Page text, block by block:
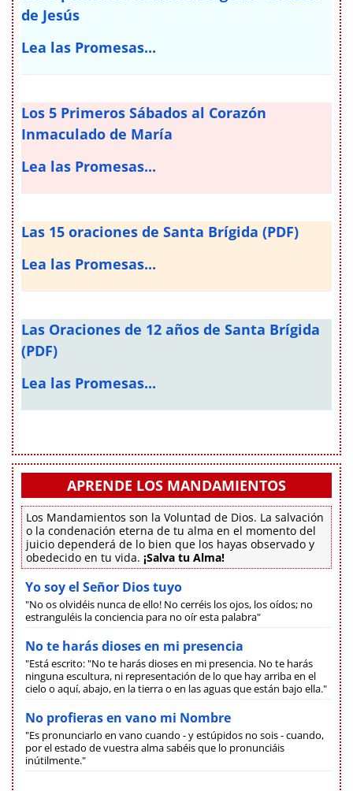
de Jesús
Lea las Promesas...
Los 5 Primeros Sábados al Corazón
Inmaculado de María
Lea las Promesas...
Las 15 oraciones de Santa Brígida (PDF)
Lea las Promesas...
Las Oraciones de 12 años de Santa Brígida
(PDF)
Lea las Promesas...
APRENDE LOS MANDAMIENTOS
Los Mandamientos son la Voluntad de Dios. La salvación
o la condenación eterna de tu alma en el momento del
juicio dependerá de lo bien que los hayas observado y
obedecido en tu vida. ¡Salva tu Alma!
Yo soy el Señor Dios tuyo
"No os olvidéis nunca de ello! No cerréis los ojos, los oídos; no
estranguléis la conciencia para no oír esta palabra"
No te harás dioses en mi presencia
"Está escrito: "No te harás dioses en mi presencia. No te harás
ninguna escultura, ni representación de lo que hay arriba en el
cielo o aquí, abajo, en la tierra o en las aguas que están bajo ella."
No profieras en vano mi Nombre
"Es pronunciarlo en vano cuando - y estúpidos no sois - cuando,
por el estado de vuestra alma sabéis que lo pronunciáis
inútilmente."